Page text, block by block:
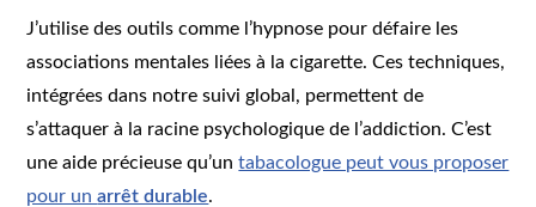
J’utilise des outils comme l’hypnose pour défaire les
associations mentales liées à la cigarette. Ces techniques,
intégrées dans notre suivi global, permettent de
s’attaquer à la racine psychologique de l’addiction. C’est
une aide précieuse qu’untabacologue peut vous proposer
pour unarrêt durable.